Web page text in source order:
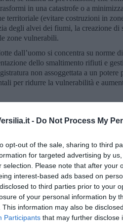
- Do Not Process My
opt-out of the sale, sharing to third
for targeted advertising by
selection. Please note that after your
interest-based ads based on
to third parties prior to your
of your personal information by
This information may also be
Participants that may further disclose
in una catastrofe o a
territoriale (evitare costruzioni in
degli alvei dei fiumi, la creazione di
zone vulnerabili.
dall’uomo si concentra su norme
dello smaltimento rifiuti e
non assoggettata a un
per ridurre la vulnerabilità e
attraverso guerre, carestie, scarsità
Giordania, a Cuba e in altre parti
i
loro assicurazione per pagarsi la
isole, dove esprimere la propria
e la prevenzione si
tempo di ragionevolezza della vita.
teorie del complotto o è un’analisi